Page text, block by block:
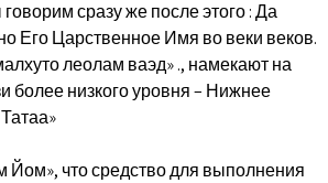
сразу же после этого : Да
Его Царственное Имя во веки веков.
леолам ваэд» ., намекают на
более низкого уровня – Нижнее
Йом», что средство для выполнения